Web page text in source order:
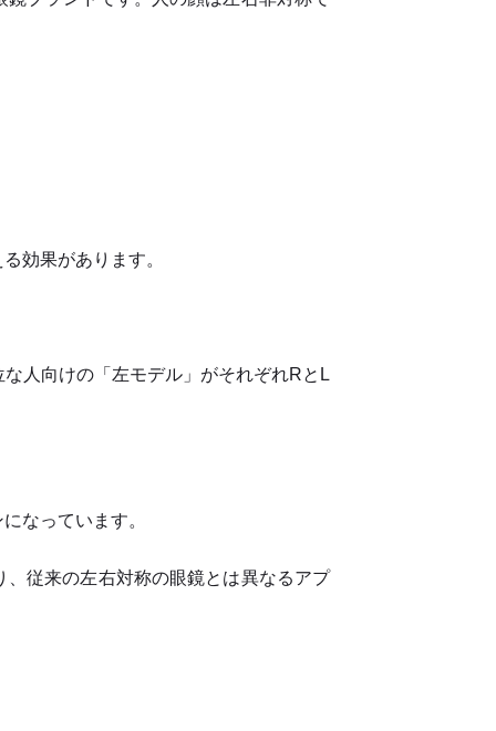
効果があります。
人向けの「左モデル」がそれぞれRとL
なっています。
従来の左右対称の眼鏡とは異なるアプ